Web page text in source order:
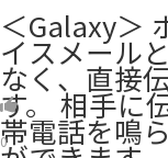
＜Galaxy＞
イスメール
なく、直接
す。 相手に
帯電話を鳴
0